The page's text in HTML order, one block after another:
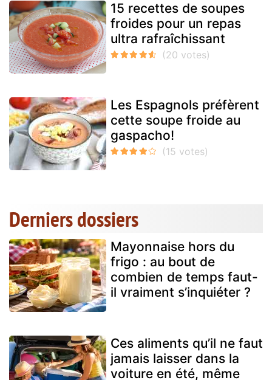
15 recettes de soupes
froides pour un repas
ultra rafraîchissant
Les Espagnols préfèrent
cette soupe froide au
gaspacho!
Derniers dossiers
Mayonnaise hors du
frigo : au bout de
combien de temps faut-
il vraiment s’inquiéter ?
Ces aliments qu’il ne faut
jamais laisser dans la
voiture en été, même